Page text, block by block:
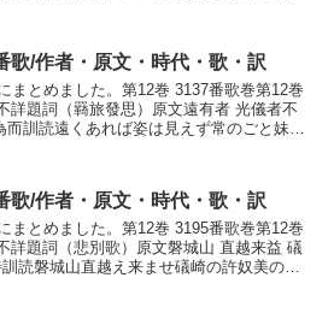
歌/作者・原文・時代・歌・訳
まとめました。第12巻 3137番歌巻第12巻
詳題詞（羇旅發思）原文遠有者 光儀者不
訓読遠くあれば姿は見えず常のごと妹が
歌/作者・原文・時代・歌・訳
まとめました。第12巻 3195番歌巻第12巻
詳題詞（悲別歌）原文磐城山 直越来益 礒
読磐城山直越え来ませ礒崎の許奴美の浜